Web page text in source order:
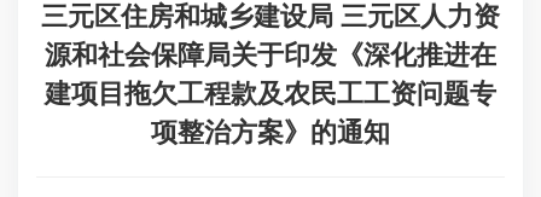
三元区住房和城乡建设局 三元区人力资
源和社会保障局关于印发《深化推进在
建项目拖欠工程款及农民工工资问题专
项整治方案》的通知